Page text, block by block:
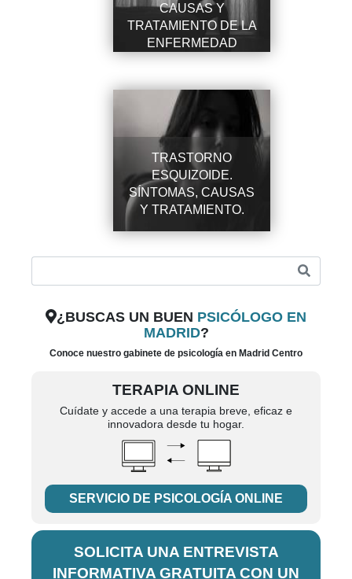
CAUSAS Y
TRATAMIENTO DE LA
ENFERMEDAD
BIPOLAR
TRASTORNO
ESQUIZOIDE.
SÍNTOMAS, CAUSAS
Y TRATAMIENTO.
¿BUSCAS UN BUEN PSICÓLOGO EN
MADRID?
Conoce nuestro gabinete de psicología en Madrid Centro
TERAPIA ONLINE
Cuídate y accede a una terapia breve, eficaz e
innovadora desde tu hogar.
SERVICIO DE PSICOLOGÍA ONLINE
SOLICITA UNA ENTREVISTA
INFORMATIVA GRATUITA CON UN